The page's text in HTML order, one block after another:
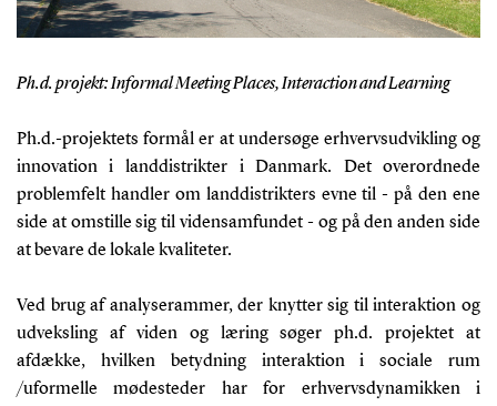
Ph.d. projekt: Informal Meeting Places, Interaction and Learning
Ph.d.-projektets formål er at undersøge erhvervsudvikling og
innovation i landdistrikter i Danmark. Det overordnede
problemfelt handler om landdistrikters evne til - på den ene
side at omstille sig til vidensamfundet - og på den anden side
at bevare de lokale kvaliteter.
Ved brug af analyserammer, der knytter sig til interaktion og
udveksling af viden og læring søger ph.d. projektet at
afdække, hvilken betydning interaktion i sociale rum
/uformelle mødesteder har for erhvervsdynamikken i